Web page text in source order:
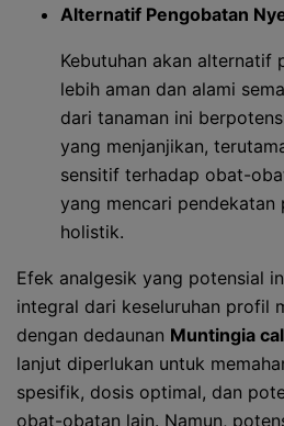
Alternatif Pengobatan
Kebutuhan akan alternatif
lebih aman dan alami
dari tanaman ini
yang menjanjikan,
sensitif terhadap obat-
yang mencari
holistik.
Efek analgesik yang potensial
integral dari keseluruhan profil
dengan dedaunan Muntingia
lanjut diperlukan untuk
spesifik, dosis optimal, dan
obat-obatan lain. Namun,